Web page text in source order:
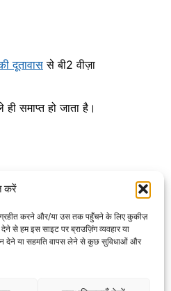
करें
संग्रहीत करने और/या उस तक पहुँचने के लिए कुकीज़
से हम इस साइट पर ब्राउज़िंग व्यवहार या
न देने या सहमति वापस लेने से कुछ सुविधाओं और
दूतावाससे बी2 वीज़ा
समाप्त हो जाता है।
संयुक्त राज्य
हैं।